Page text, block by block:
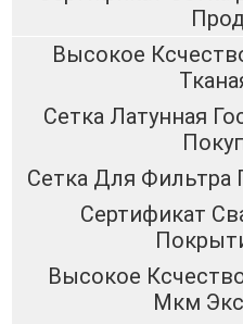
Высокое
Сетка Латунная
Сетка Для Фильтра
Сертификат
Высокое
Мкм